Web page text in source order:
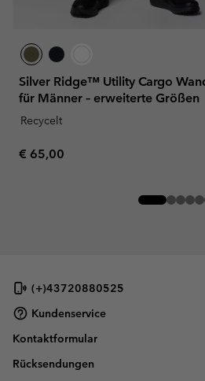
Silver Ridge™ Utility Cargo
für Männer – erweiterte Größen
Recycelt
Regular price:
€ 65,00
(+)43720880525
Kundenservice
Kontaktformular
Rücksendungen